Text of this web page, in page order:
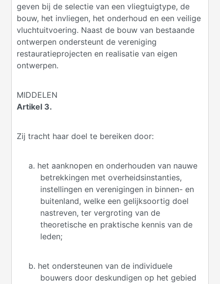
geven bij de selectie van een vliegtuigtype, de
bouw, het invliegen, het onderhoud en een veilige
vluchtuitvoering. Naast de bouw van bestaande
ontwerpen ondersteunt de vereniging
restauratieprojecten en realisatie van eigen
ontwerpen.
MIDDELEN
Artikel 3.
Zij tracht haar doel te bereiken door:
a. het aanknopen en onderhouden van nauwe
betrekkingen met overheidsinstanties,
instellingen en verenigingen in binnen- en
buitenland, welke een gelijksoortig doel
nastreven, ter vergroting van de
theoretische en praktische kennis van de
leden;
b. het ondersteunen van de individuele
bouwers door deskundigen op het gebied